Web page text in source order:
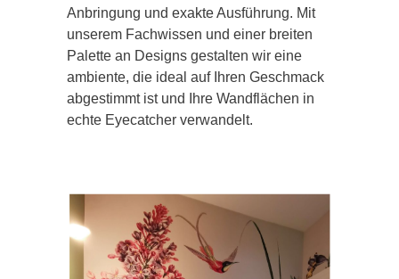
Anbringung und exakte Ausführung. Mit
unserem Fachwissen und einer breiten
Palette an Designs gestalten wir eine
ambiente, die ideal auf Ihren Geschmack
abgestimmt ist und Ihre Wandflächen in
echte Eyecatcher verwandelt.